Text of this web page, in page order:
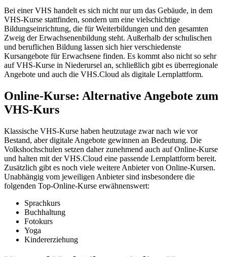
Bei einer VHS handelt es sich nicht nur um das Gebäude, in dem
VHS-Kurse stattfinden, sondern um eine vielschichtige
Bildungseinrichtung, die für Weiterbildungen und den gesamten
Zweig der Erwachsenenbildung steht. Außerhalb der schulischen
und beruflichen Bildung lassen sich hier verschiedenste
Kursangebote für Erwachsene finden. Es kommt also nicht so sehr
auf VHS-Kurse in Niederursel an, schließlich gibt es überregionale
Angebote und auch die VHS.Cloud als digitale Lernplattform.
Online-Kurse: Alternative Angebote zum
VHS-Kurs
Klassische VHS-Kurse haben heutzutage zwar nach wie vor
Bestand, aber digitale Angebote gewinnen an Bedeutung. Die
Volkshochschulen setzen daher zunehmend auch auf Online-Kurse
und halten mit der VHS.Cloud eine passende Lernplattform bereit.
Zusätzlich gibt es noch viele weitere Anbieter von Online-Kursen.
Unabhängig vom jeweiligen Anbieter sind insbesondere die
folgenden Top-Online-Kurse erwähnenswert:
Sprachkurs
Buchhaltung
Fotokurs
Yoga
Kindererziehung